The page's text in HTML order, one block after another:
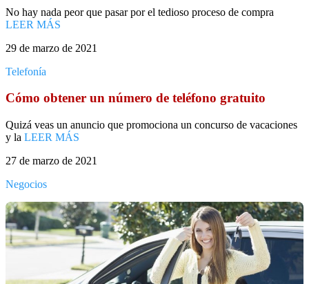
No hay nada peor que pasar por el tedioso proceso de compra
LEER MÁS
29 de marzo de 2021
Telefonía
Cómo obtener un número de teléfono gratuito
Quizá veas un anuncio que promociona un concurso de vacaciones
y la LEER MÁS
27 de marzo de 2021
Negocios